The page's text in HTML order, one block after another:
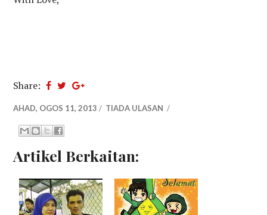
Share:
AHAD, OGOS 11, 2013 / TIADA ULASAN /
Artikel Berkaitan: